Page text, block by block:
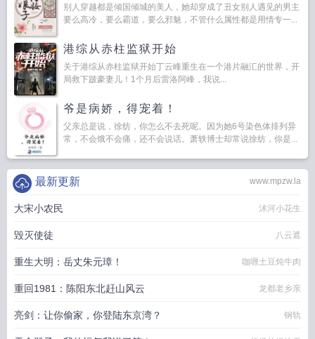
别人穿越都是倾国倾城的美人，她却穿成了丑女别人遇见的男主
要么高冷，要么霸道，要么邪魅，不管什么属性都是用情专一...
港综从赤柱监狱开始
关于港综从赤柱监狱开始丁云峰重生在一个港片融汇的世界，开
局救下跛豪妻儿！1个月后雷洛阿峰，我说...
爷是病娇，得宠着！
父亲总是说，徐纺，你怎么不去死呢。因为她6号染色体排列异
常，不会饿不会痛，还不会说话。萧轶博士却常说徐纺，你是...
www.mpzw.la
最新更新
大宋小农民 沭河小花生
毁灭使徒 八云遮
重生大明：岳丈朱元璋！ 咖喱土豆炖牛肉
重回1981：陈阳东北赶山风云 龙都老乡亲
亮剑：让你偷家，你登陆东京湾？ 钢轨